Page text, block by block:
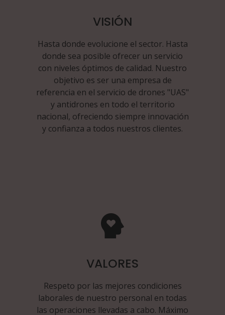
VISIÓN
Hasta donde evolucione el sector. Hasta
donde sea posible ofrecer un servicio
con niveles óptimos de calidad. Nuestro
objetivo es ser una empresa de
referencia en el servicio de drones "UAS"
y antidrones en todo el territorio
nacional, ofreciendo siempre innovación
y confianza a todos nuestros clientes.
VALORES
Respeto por las mejores condiciones
laborales de nuestro personal en todas
las operaciones llevadas a cabo. Máximo